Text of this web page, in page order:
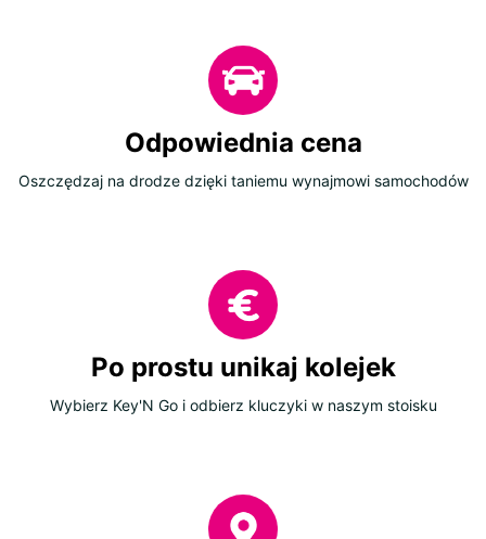
Odpowiednia cena
Oszczędzaj na drodze dzięki taniemu wynajmowi samochodów
Po prostu unikaj kolejek
Wybierz Key'N Go i odbierz kluczyki w naszym stoisku